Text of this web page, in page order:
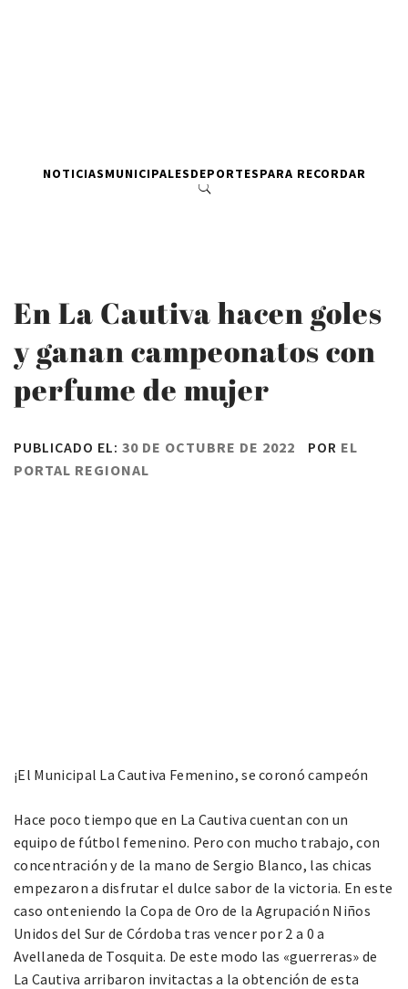
NOTICIASMUNICIPALESDEPORTESPARA RECORDAR
En La Cautiva hacen goles
y ganan campeonatos con
perfume de mujer
PUBLICADO EL: 30 DE OCTUBRE DE 2022 POR EL
PORTAL REGIONAL
¡El Municipal La Cautiva Femenino, se coronó campeón
Hace poco tiempo que en La Cautiva cuentan con un
equipo de fútbol femenino. Pero con mucho trabajo, con
concentración y de la mano de Sergio Blanco, las chicas
empezaron a disfrutar el dulce sabor de la victoria. En este
caso onteniendo la Copa de Oro de la Agrupación Niños
Unidos del Sur de Córdoba tras vencer por 2 a 0 a
Avellaneda de Tosquita. De este modo las «guerreras» de
La Cautiva arribaron invitactas a la obtención de esta